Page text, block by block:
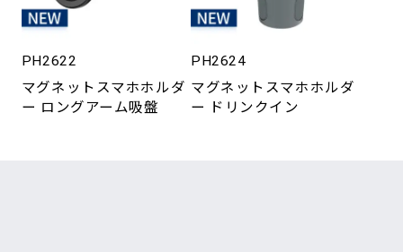
PH2622
マグネットスマホホルダ
ー ロングアーム吸盤
PH2624
マグネットスマホホルダ
ー ドリンクイン